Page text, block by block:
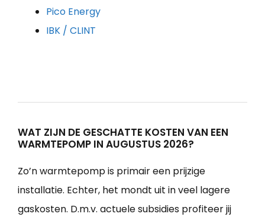
Pico Energy
IBK / CLINT
WAT ZIJN DE GESCHATTE KOSTEN VAN EEN
WARMTEPOMP IN AUGUSTUS 2026?
Zo’n warmtepomp is primair een prijzige
installatie. Echter, het mondt uit in veel lagere
gaskosten. D.m.v. actuele subsidies profiteer jij